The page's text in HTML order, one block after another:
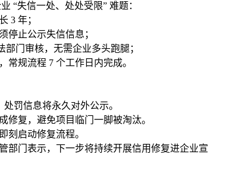
“失信一处、处处受限” 难题：
3 年；
停止公示失信信息；
门审核，无需企业多头跑腿；
规流程 7 个工作日内完成。
罚信息将永久对外公示。
复，避免项目临门一脚被淘汰。
刻启动修复流程。
部门表示，下一步将持续开展信用修复进企业宣